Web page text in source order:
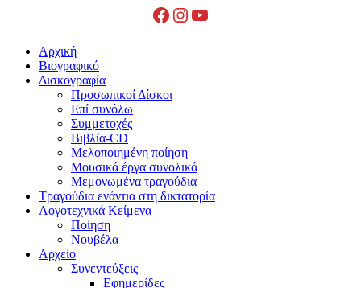
Facebook
Instagram
YouTube
Close
Menu
Αρχική
Βιογραφικό
Δισκογραφία
Προσωπικοί Δίσκοι
Επί συνόλω
Συμμετοχές
Βιβλία-CD
Μελοποιημένη ποίηση
Μουσικά έργα συνολικά
Μεμονωμένα τραγούδια
Τραγούδια ενάντια στη δικτατορία
Λογοτεχνικά Κείμενα
Ποίηση
Νουβέλα
Αρχείο
Συνεντεύξεις
Εφημερίδες